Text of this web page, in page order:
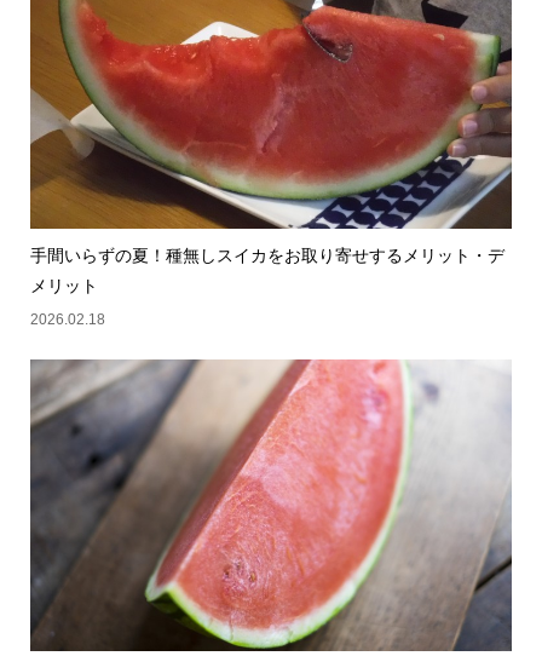
手間いらずの夏！種無しスイカをお取り寄せするメリット・デ
メリット
2026.02.18